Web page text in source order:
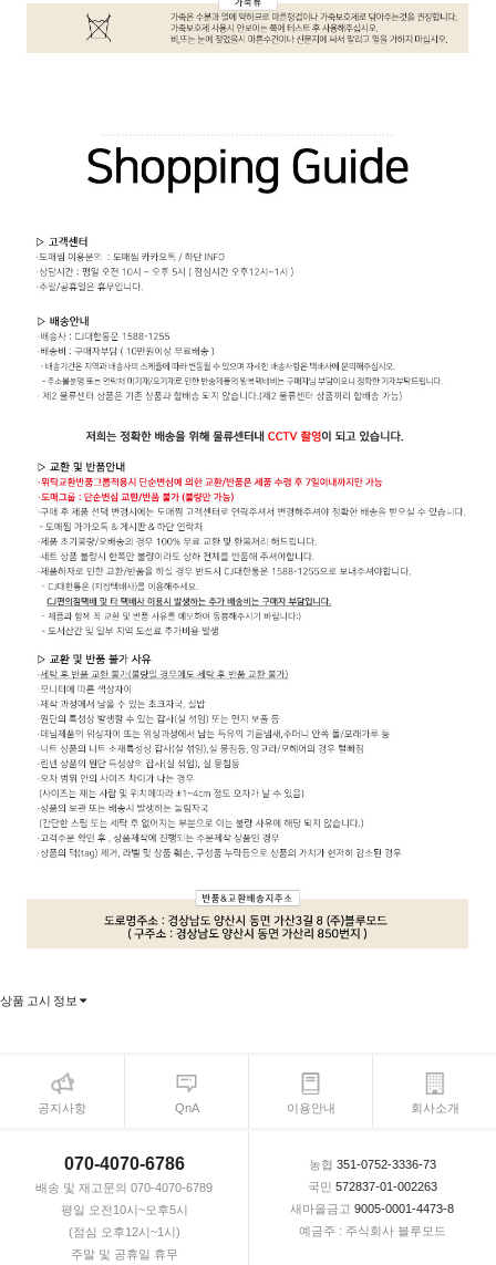
상품 고시 정보
공지사항 QnA 이용안내 회사소개
070-4070-6786
배송 및 재고문의 070-4070-6789
평일 오전10시~오후5시
(점심 오후12시~1시)
주말 및 공휴일 휴무
농협 351-0752-3336-73
국민 572837-01-002263
새마을금고 9005-0001-4473-8
예금주 : 주식회사 블루모드